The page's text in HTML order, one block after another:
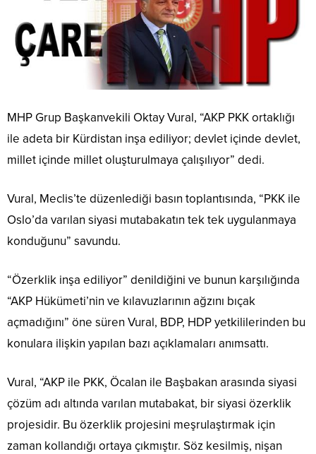
MHP Grup Başkanvekili Oktay Vural, “AKP PKK ortaklığı
ile adeta bir Kürdistan inşa ediliyor; devlet içinde devlet,
millet içinde millet oluşturulmaya çalışılıyor” dedi.
Vural, Meclis’te düzenlediği basın toplantısında, “PKK ile
Oslo’da varılan siyasi mutabakatın tek tek uygulanmaya
konduğunu” savundu.
“Özerklik inşa ediliyor” denildiğini ve bunun karşılığında
“AKP Hükümeti’nin ve kılavuzlarının ağzını bıçak
açmadığını” öne süren Vural, BDP, HDP yetkililerinden bu
konulara ilişkin yapılan bazı açıklamaları anımsattı.
Vural, “AKP ile PKK, Öcalan ile Başbakan arasında siyasi
çözüm adı altında varılan mutabakat, bir siyasi özerklik
projesidir. Bu özerklik projesini meşrulaştırmak için
zaman kollandığı ortaya çıkmıştır. Söz kesilmiş, nişan